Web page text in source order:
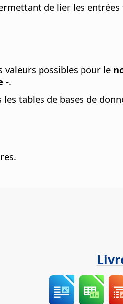
de lier les
valeurs possibles pour le
-.
tables de bases de